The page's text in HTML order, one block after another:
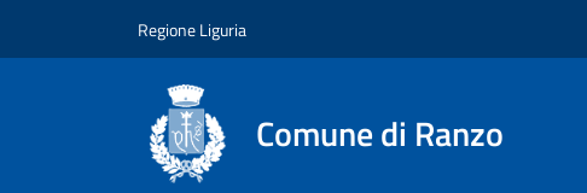
Regione Liguria
Comune di Ranzo